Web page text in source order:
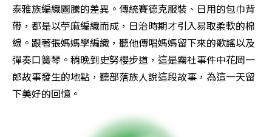
泰雅族編織圖騰的差異。傳統賽德克服裝、日用的包巾背
帶，都是以苧麻編織而成，日治時期才引入易取柔軟的棉
線。跟著張媽媽學編織，聽他傳唱媽媽留下來的歌謠以及
彈奏口簧琴。稍晚到史努櫻步道，這是霧社事件中花岡一
郎故事發生的地點，聽部落族人說這段故事，為這一天留
下美好的回憶。